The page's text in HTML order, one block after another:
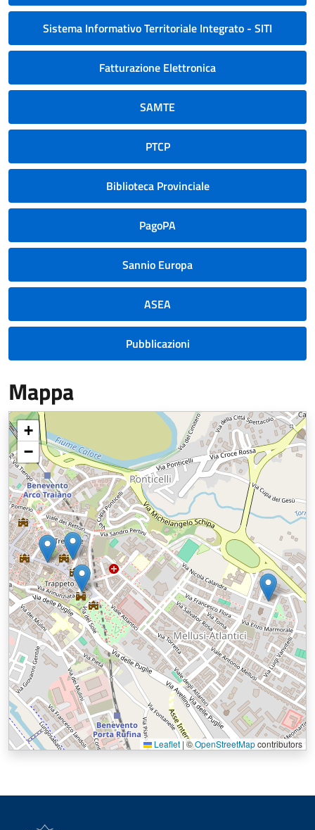
Sistema Informativo Territoriale Integrato - SITI
Fatturazione Elettronica
SAMTE
PTCP
Biblioteca Provinciale
PagoPA
Sannio Europa
ASEA
Pubblicazioni
Mappa
+
−
Leaflet |©OpenStreetMapcontributors